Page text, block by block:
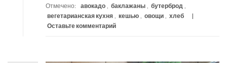
Отмечено:
авокадо баклажаны бутерброд
вегетарианская кухня
кешью овощи
хлеб
Оставьте комментарий